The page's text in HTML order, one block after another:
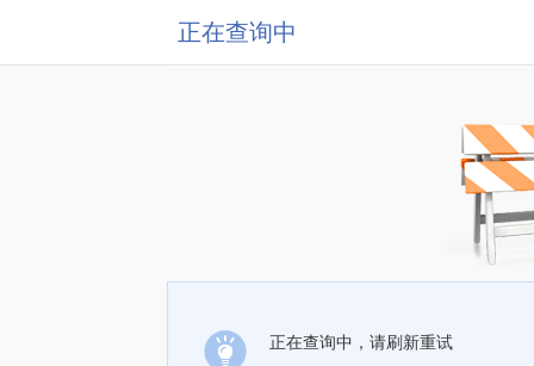
正在查询中
正在查询中，请刷新重试